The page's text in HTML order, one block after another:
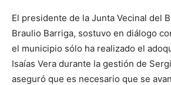
El presidente de la Junta Vecinal del
Braulio Barriga, sostuvo en diálogo
el municipio sólo ha realizado el
Isaías Vera durante la gestión de
aseguró que es necesario que se